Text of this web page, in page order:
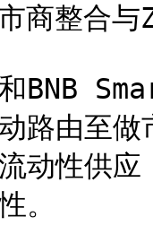
商整合与
BNB
路由至做
动性供
。